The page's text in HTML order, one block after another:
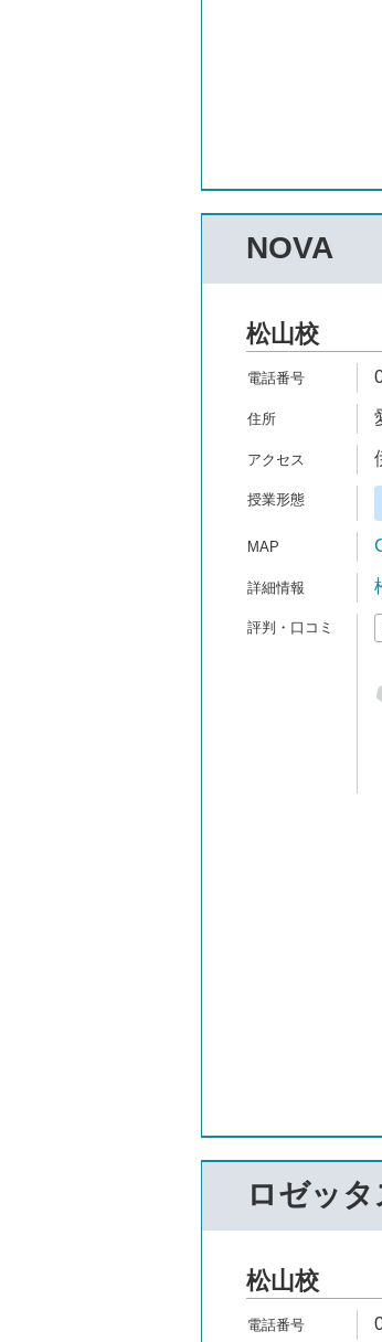
NOVA
松山校
ロゼッ
松山校